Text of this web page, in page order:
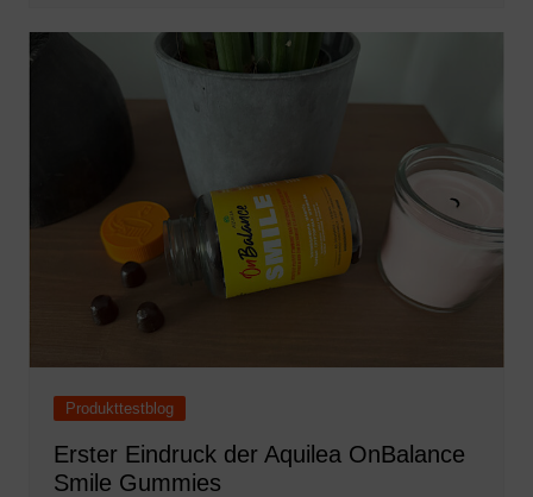
Produkttestblog
Erster Eindruck der Aquilea OnBalance
Smile Gummies